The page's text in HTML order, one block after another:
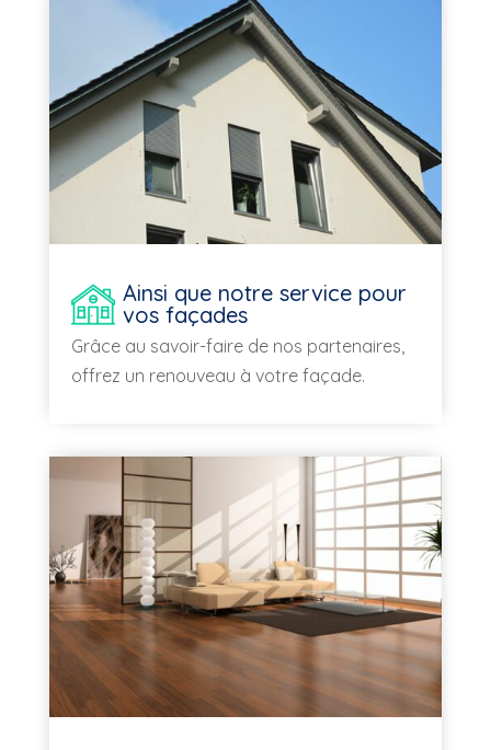
Ainsi que notre service pour
vos façades
Grâce au savoir-faire de nos partenaires,
offrez un renouveau à votre façade.